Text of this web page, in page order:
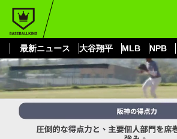
最新ニュース 大谷翔平 MLB NPB